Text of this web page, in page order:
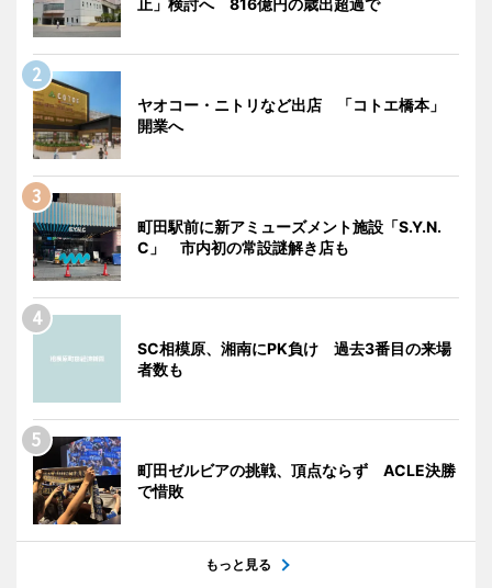
止」検討へ 816億円の歳出超過で
ヤオコー・ニトリなど出店 「コトエ橋本」
開業へ
町田駅前に新アミューズメント施設「S.Y.N.
C」 市内初の常設謎解き店も
SC相模原、湘南にPK負け 過去3番目の来場
者数も
町田ゼルビアの挑戦、頂点ならず ACLE決勝
で惜敗
もっと見る